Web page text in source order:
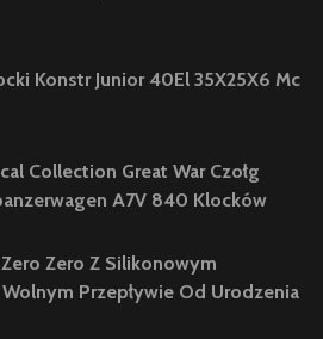
Konstr Junior 40El 35X25X6 Mc
Collection Great War Czołg
A7V 840 Klocków
Zero Z Silikonowym
Przepływie Od Urodzenia